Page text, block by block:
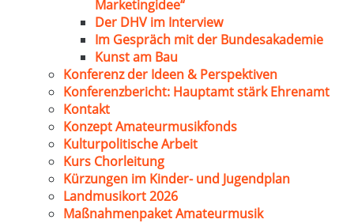
Marketingidee“
Der DHV im Interview
Im Gespräch mit der Bundesakademie
Kunst am Bau
Konferenz der Ideen & Perspektiven
Konferenzbericht: Hauptamt stärk Ehrenamt
Kontakt
Konzept Amateurmusikfonds
Kulturpolitische Arbeit
Kurs Chorleitung
Kürzungen im Kinder- und Jugendplan
Landmusikort 2026
Maßnahmenpaket Amateurmusik